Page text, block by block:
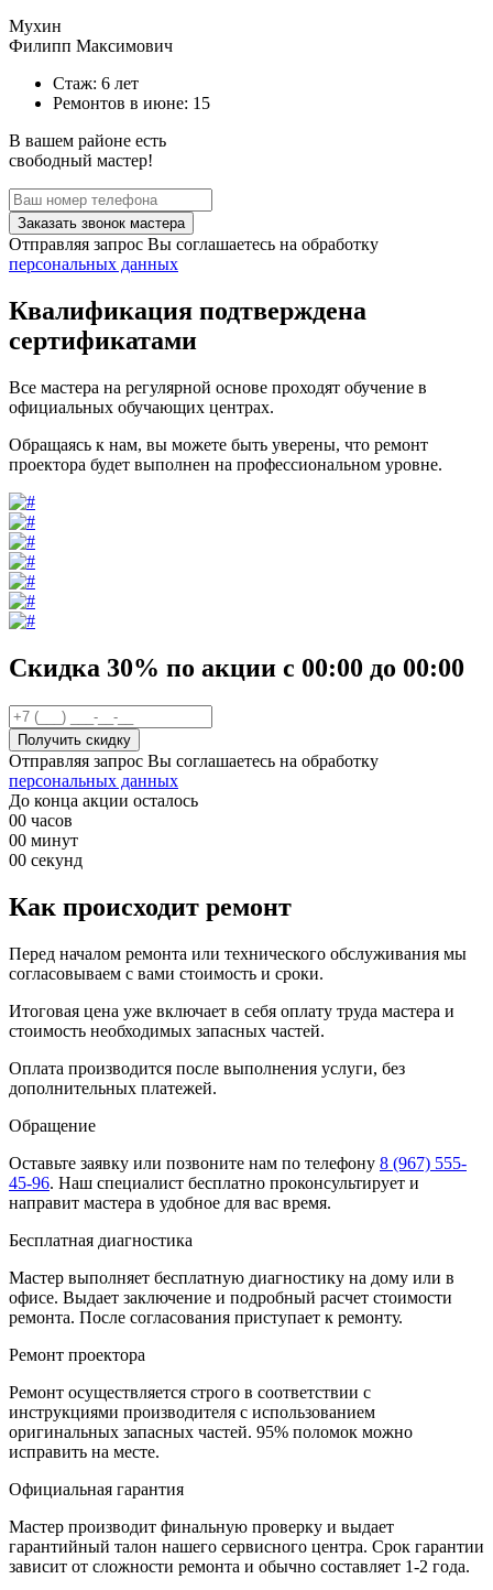
Мухин
Филипп Максимович
Стаж: 6 лет
Ремонтов в июне: 15
В вашем районе есть
свободный мастер!
Заказать звонок мастера
Отправляя запрос Вы соглашаетесь на обработку
персональных данных
Квалификация подтверждена
сертификатами
Все мастера на регулярной основе проходят обучение в
официальных обучающих центрах.
Обращаясь к нам, вы можете быть уверены, что ремонт
проектора будет выполнен на профессиональном уровне.
Скидка 30% по акции с 00:00 до 00:00
Отправляя запрос Вы соглашаетесь на обработку
персональных данных
До конца акции осталось
00 часов
00 минут
00 секунд
Как происходит ремонт
Перед началом ремонта или технического обслуживания мы
согласовываем с вами стоимость и сроки.
Итоговая цена уже включает в себя оплату труда мастера и
стоимость необходимых запасных частей.
Оплата производится после выполнения услуги, без
дополнительных платежей.
Обращение
Оставьте заявку или позвоните нам по телефону 8 (967) 555-
45-96. Наш специалист бесплатно проконсультирует и
направит мастера в удобное для вас время.
Бесплатная диагностика
Мастер выполняет бесплатную диагностику на дому или в
офисе. Выдает заключение и подробный расчет стоимости
ремонта. После согласования приступает к ремонту.
Ремонт проектора
Ремонт осуществляется строго в соответствии с
инструкциями производителя с использованием
оригинальных запасных частей. 95% поломок можно
исправить на месте.
Официальная гарантия
Мастер производит финальную проверку и выдает
гарантийный талон нашего сервисного центра. Срок гарантии
зависит от сложности ремонта и обычно составляет 1-2 года.